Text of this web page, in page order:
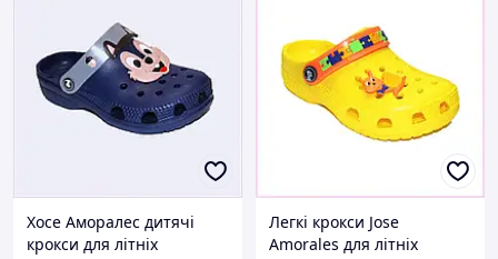
Хосе Аморалес дитячі
крокси для літніх
Легкі крокси Jose
Amorales для літніх